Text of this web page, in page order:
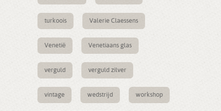
turkoois Valerie Claessens
Venetië Venetiaans glas
verguld verguld zilver
vintage wedstrijd workshop